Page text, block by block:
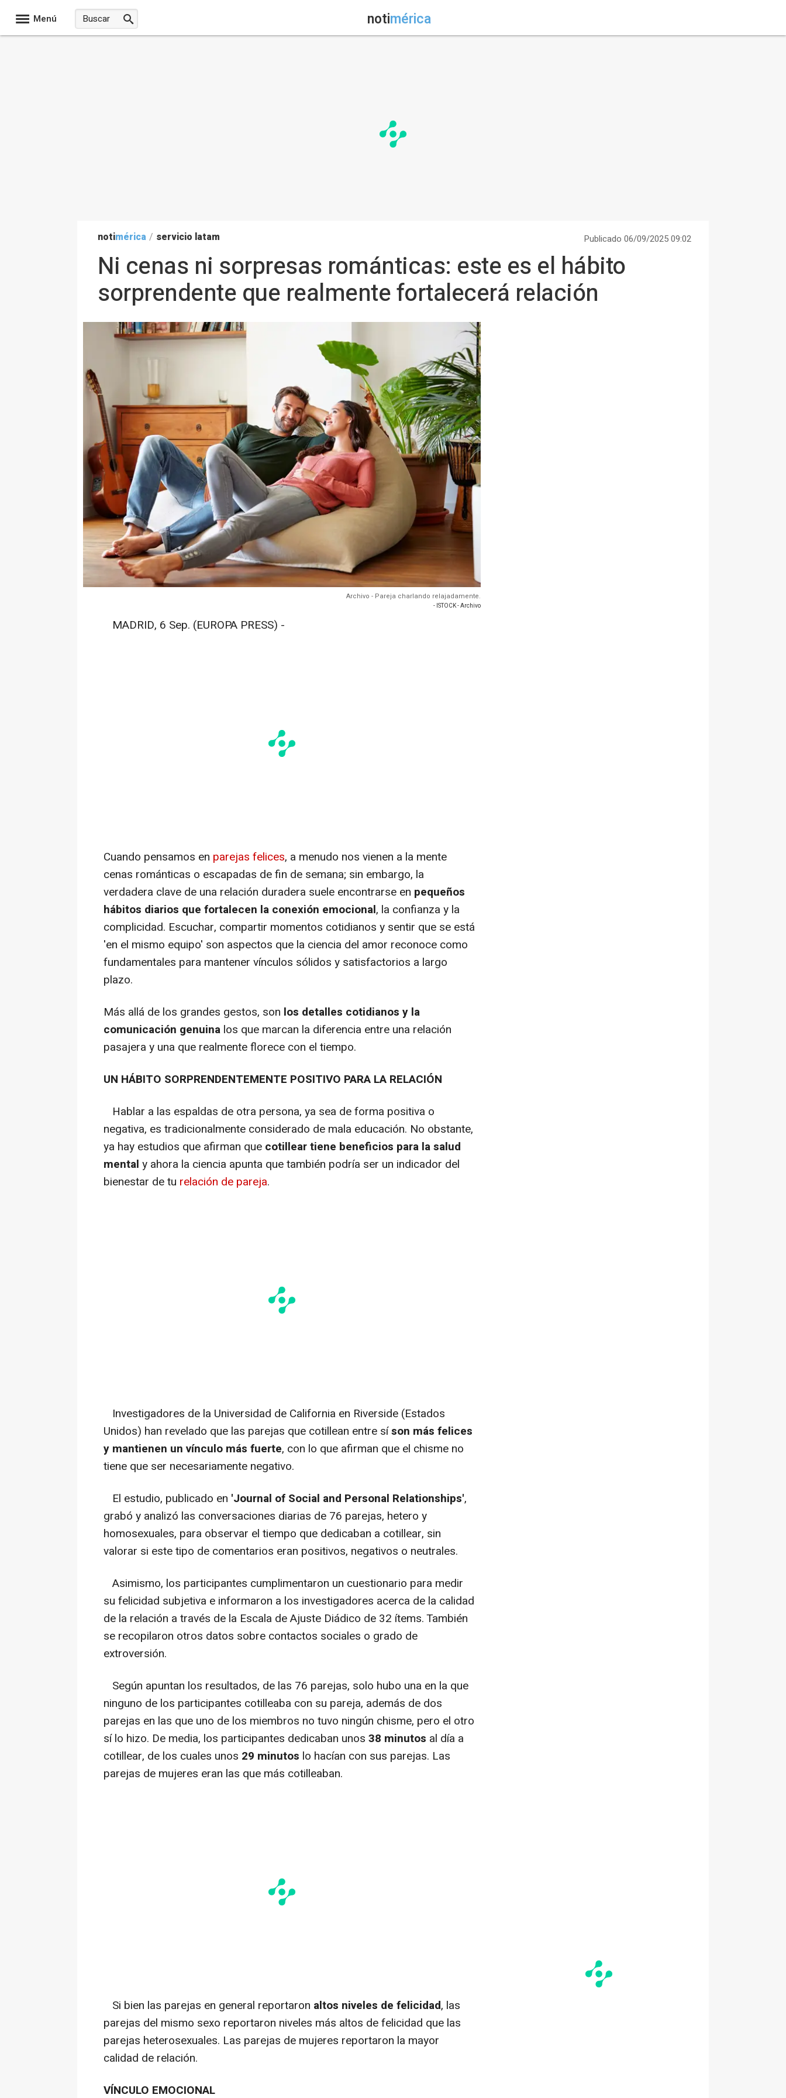
Menú notimérica
notimérica / servicio latam Publicado 06/09/2025 09:02
Ni cenas ni sorpresas románticas: este es el hábito
sorprendente que realmente fortalecerá relación
Archivo - Pareja charlando relajadamente.
- ISTOCK - Archivo
MADRID, 6 Sep. (EUROPA PRESS) -
Cuando pensamos en parejas felices, a menudo nos vienen a la mente
cenas románticas o escapadas de fin de semana; sin embargo, la
verdadera clave de una relación duradera suele encontrarse en pequeños
hábitos diarios que fortalecen la conexión emocional, la confianza y la
complicidad. Escuchar, compartir momentos cotidianos y sentir que se está
'en el mismo equipo' son aspectos que la ciencia del amor reconoce como
fundamentales para mantener vínculos sólidos y satisfactorios a largo
plazo.
Más allá de los grandes gestos, son los detalles cotidianos y la
comunicación genuina los que marcan la diferencia entre una relación
pasajera y una que realmente florece con el tiempo.
UN HÁBITO SORPRENDENTEMENTE POSITIVO PARA LA RELACIÓN
Hablar a las espaldas de otra persona, ya sea de forma positiva o
negativa, es tradicionalmente considerado de mala educación. No obstante,
ya hay estudios que afirman que cotillear tiene beneficios para la salud
mental y ahora la ciencia apunta que también podría ser un indicador del
bienestar de tu relación de pareja.
Investigadores de la Universidad de California en Riverside (Estados
Unidos) han revelado que las parejas que cotillean entre síson más felices
y mantienen un vínculo más fuerte, con lo que afirman que el chisme no
tiene que ser necesariamente negativo.
El estudio, publicado en 'Journal of Social and Personal Relationships',
grabó y analizó las conversaciones diarias de 76 parejas, hetero y
homosexuales, para observar el tiempo que dedicaban a cotillear, sin
valorar si este tipo de comentarios eran positivos, negativos o neutrales.
Asimismo, los participantes cumplimentaron un cuestionario para medir
su felicidad subjetiva e informaron a los investigadores acerca de la calidad
de la relación a través de la Escala de Ajuste Diádico de 32 ítems. También
se recopilaron otros datos sobre contactos sociales o grado de
extroversión.
Según apuntan los resultados, de las 76 parejas, solo hubo una en la que
ninguno de los participantes cotilleaba con su pareja, además de dos
parejas en las que uno de los miembros no tuvo ningún chisme, pero el otro
sí lo hizo. De media, los participantes dedicaban unos 38 minutos al día a
cotillear, de los cuales unos 29 minutos lo hacían con sus parejas. Las
parejas de mujeres eran las que más cotilleaban.
Si bien las parejas en general reportaron altos niveles de felicidad, las
parejas del mismo sexo reportaron niveles más altos de felicidad que las
parejas heterosexuales. Las parejas de mujeres reportaron la mayor
calidad de relación.
VÍNCULO EMOCIONAL